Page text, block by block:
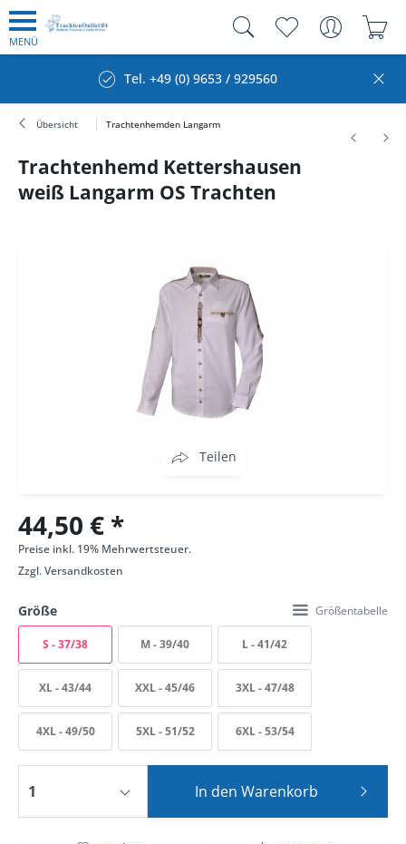
MENÜ
Tel. +49 (0) 9653 / 929560
Übersicht Trachtenhemden Langarm
Trachtenhemd Kettershausen
weiß Langarm OS Trachten
Teilen
44,50 € *
Preise inkl. 19% Mehrwertsteuer.
Zzgl.Versandkosten
Größe Größentabelle
S - 37/38 M - 39/40 L - 41/42
XL - 43/44 XXL - 45/46 3XL - 47/48
4XL - 49/50 5XL - 51/52 6XL - 53/54
In den Warenkorb